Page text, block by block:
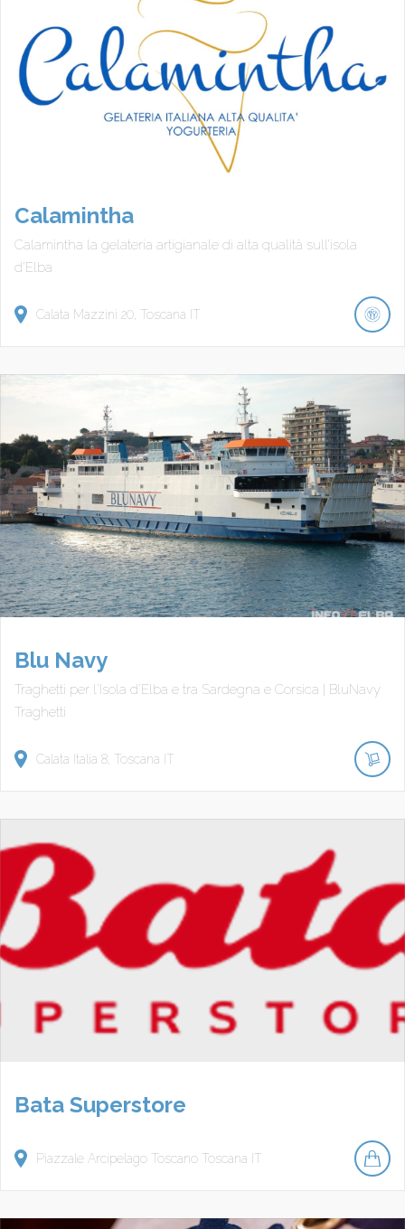
Calamintha
Calamintha la gelateria artigianale di alta qualità sull’isola
d’Elba
Calata Mazzini 20 Toscana IT
Blu Navy
Traghetti per l'Isola d'Elba e tra Sardegna e Corsica | BluNavy
Traghetti
Calata Italia 8 Toscana IT
Bata Superstore
Piazzale Arcipelago Toscano Toscana IT